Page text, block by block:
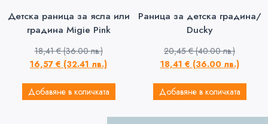
Детска раница за ясла или
градина Migie Pink
18,41€ (36.00 лв.)
16,57 € (32.41 лв.)
Добавяне в количката
Раница за детска градина/
Ducky
20,45€ (40.00 лв.)
18,41 € (36.00 лв.)
Добавяне в количката